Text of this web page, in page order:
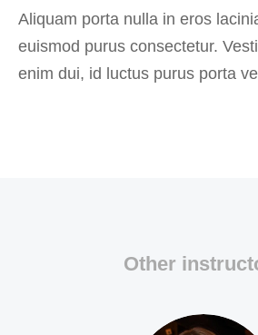
Aliquam porta nulla in eros
euismod purus consectetur.
enim dui, id luctus purus porta
Other